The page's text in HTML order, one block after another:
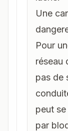
Une
Pour
réseau
pas de
peut
par